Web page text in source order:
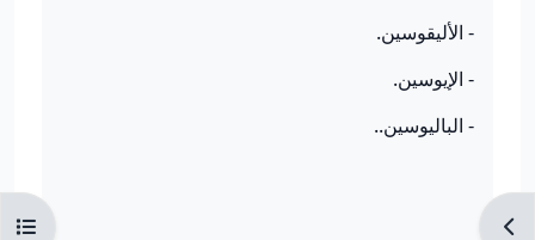
Ouvrir l’index du cours
- الأليقوسين.
- الإيوسين.
- الباليوسين..